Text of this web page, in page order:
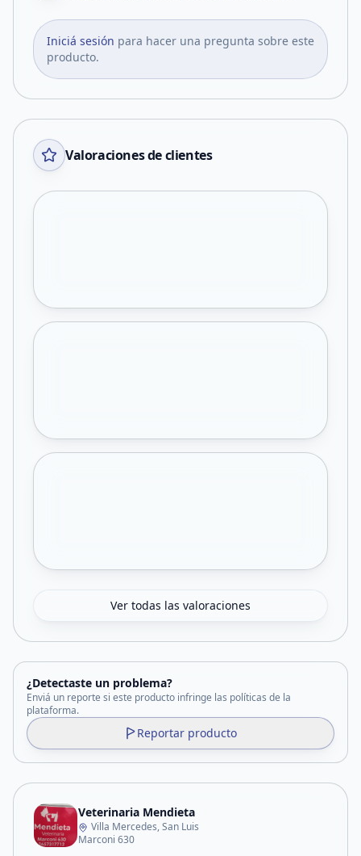
Iniciá sesión para hacer una pregunta sobre este
producto.
Valoraciones de clientes
Ver todas las valoraciones
¿Detectaste un problema?
Enviá un reporte si este producto infringe las políticas de la
plataforma.
Reportar producto
Veterinaria Mendieta
Villa Mercedes, San Luis
Marconi 630